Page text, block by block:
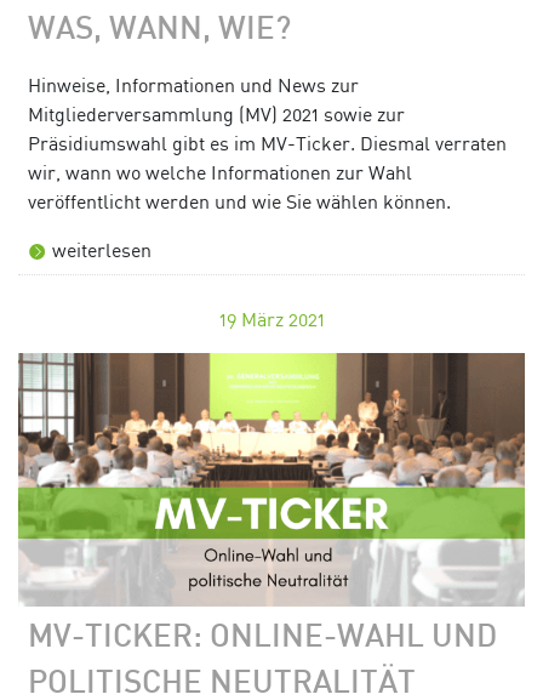
WAS, WANN, WIE?
Hinweise, Informationen und News zur
Mitgliederversammlung (MV) 2021 sowie zur
Präsidiumswahl gibt es im MV-Ticker. Diesmal verraten
wir, wann wo welche Informationen zur Wahl
veröffentlicht werden und wie Sie wählen können.
weiterlesen
19 März 2021
MV-TICKER: ONLINE-WAHL UND
POLITISCHE NEUTRALITÄT